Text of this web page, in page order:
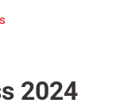
2024